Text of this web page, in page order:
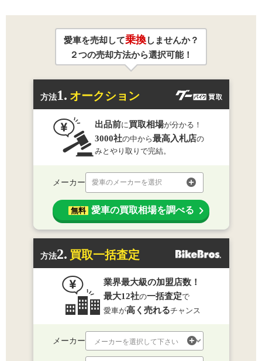
愛車を売却して乗換しませんか？
２つの売却方法から選択可能！
方法1. オークション
出品前に買取相場が分かる！
3000社の中から最高入札店の
みとやり取りで完結。
メーカー 愛車のメーカーを選択
無料 愛車の買取相場を調べる
方法2. 買取一括査定
業界最大級の加盟店数！
最大12社の一括査定で
愛車が高く売れるチャンス
メーカー